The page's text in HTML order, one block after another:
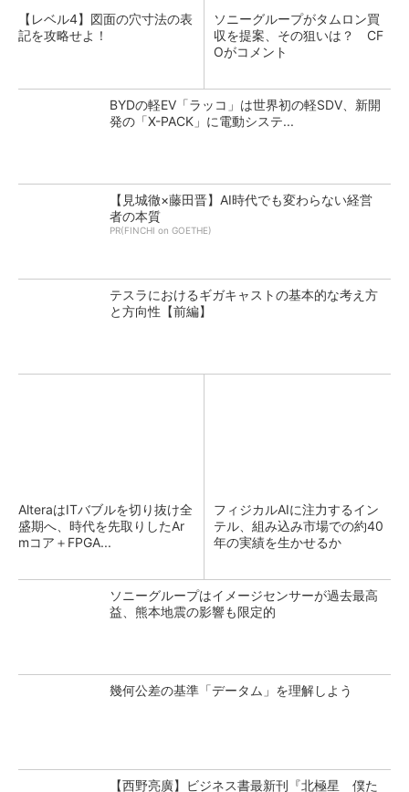
【レベル4】図面の穴寸法の表
記を攻略せよ！
ソニーグループがタムロン買
収を提案、その狙いは？ CF
Oがコメント
BYDの軽EV「ラッコ」は世界初の軽SDV、新開
発の「X-PACK」に電動システ...
【見城徹×藤田晋】AI時代でも変わらない経営
者の本質
PR(FINCHI on GOETHE)
テスラにおけるギガキャストの基本的な考え方
と方向性【前編】
AlteraはITバブルを切り抜け全
盛期へ、時代を先取りしたAr
mコア＋FPGA...
フィジカルAIに注力するイン
テル、組み込み市場での約40
年の実績を生かせるか
ソニーグループはイメージセンサーが過去最高
益、熊本地震の影響も限定的
幾何公差の基準「データム」を理解しよう
【西野亮廣】ビジネス書最新刊『北極星 僕た